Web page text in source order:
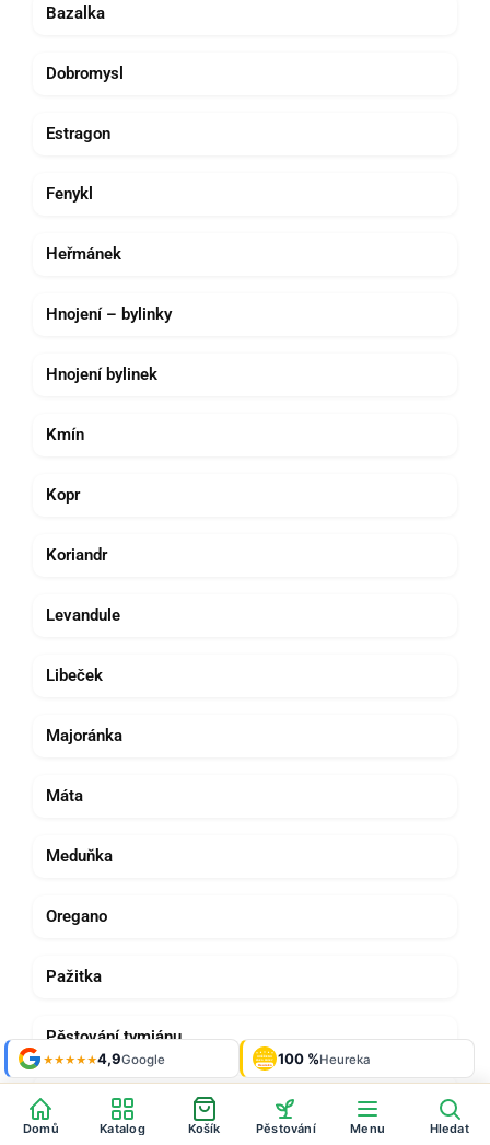
Bazalka
Dobromysl
Estragon
Fenykl
Heřmánek
Hnojení – bylinky
Hnojení bylinek
Kmín
Kopr
Koriandr
Levandule
Libeček
Majoránka
Máta
Meduňka
Oregano
Pažitka
Pěstování tymiánu
★★★★★4,9Google OVĚŘENO
ZÁKAZNÍKY
Heureka 100 %Heureka
Shop roku'24 + '25 Galerie929 fotek
Domů Katalog Košík Pěstování Menu Hledat